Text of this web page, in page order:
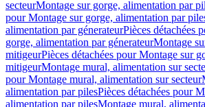
secteurMontage sur gorge, alimentation par
pour Montage sur gorge, alimentation par
alimentation par génerateurPièces détachées
gorge, alimentation par génerateurMontage
mitigeurPièces détachées pour Montage sur
mitigeurMontage mural, alimentation sur
pour Montage mural, alimentation sur secteur
alimentation par pilesPièces détachées pour
alimentation par pilesMontage mural,